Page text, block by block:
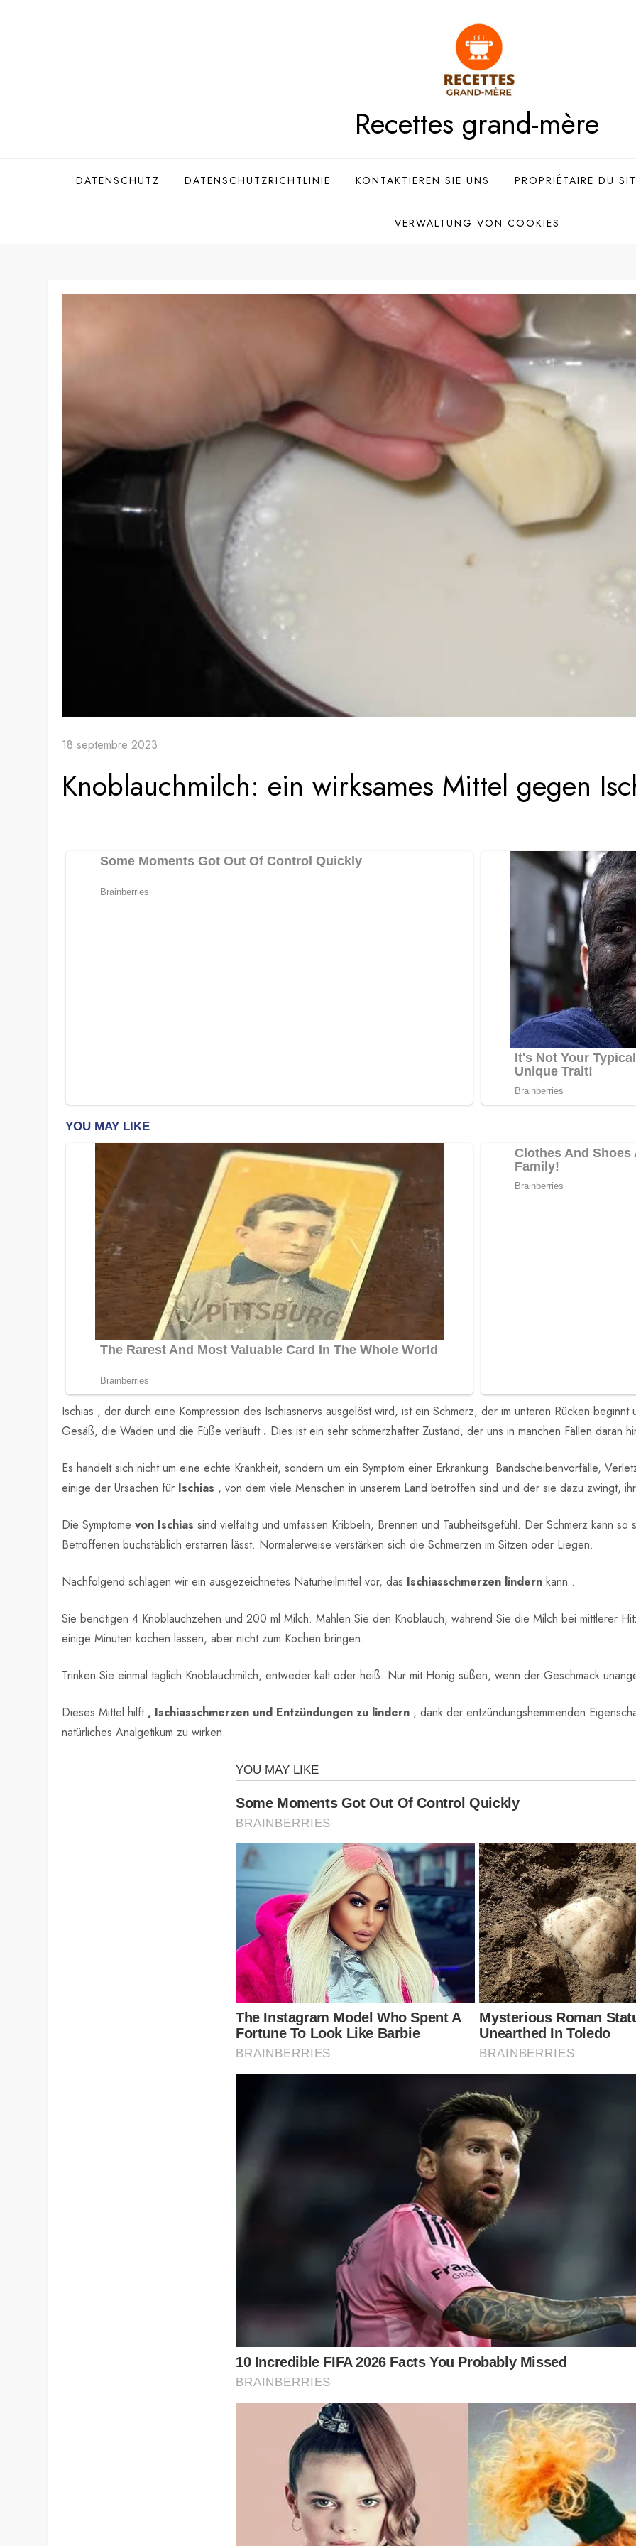
Recettes grand-mère
DATENSCHUTZ DATENSCHUTZRICHTLINIE KONTAKTIEREN SIE UNS PROPRIÉTAIRE DU
VERWALTUNG VON COOKIES
18 septembre 2023
Knoblauchmilch: ein wirksames Mittel gegen
Ischias , der durch eine Kompression des Ischiasnervs ausgelöst wird, ist ein Schmerz, der im unteren Rücken
Gesäß, die Waden und die Füße verläuft . Dies ist ein sehr schmerzhafter Zustand, der uns in manchen Fällen daran
Es handelt sich nicht um eine echte Krankheit, sondern um ein Symptom einer Erkrankung. Bandscheibenvorfälle,
einige der Ursachen für Ischias , von dem viele Menschen in unserem Land betroffen sind und der sie dazu zwingt,
Die Symptomevon Ischias sind vielfältig und umfassen Kribbeln, Brennen und Taubheitsgefühl. Der Schmerz kann so
Betroffenen buchstäblich erstarren lässt. Normalerweise verstärken sich die Schmerzen im Sitzen oder Liegen.
Nachfolgend schlagen wir ein ausgezeichnetes Naturheilmittel vor, das Ischiasschmerzen lindern kann .
Sie benötigen 4 Knoblauchzehen und 200 ml Milch. Mahlen Sie den Knoblauch, während Sie die Milch bei mittlerer
einige Minuten kochen lassen, aber nicht zum Kochen bringen.
Trinken Sie einmal täglich Knoblauchmilch, entweder kalt oder heiß. Nur mit Honig süßen, wenn der Geschmack
Dieses Mittel hilft , Ischiasschmerzen und Entzündungen zu lindern , dank der entzündungshemmenden
natürliches Analgetikum zu wirken.